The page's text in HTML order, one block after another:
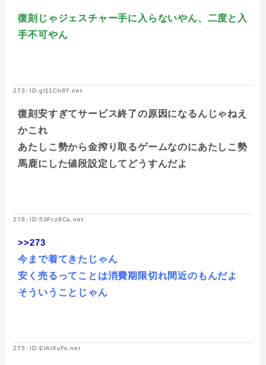
復刻じゃジェスチャー手に入らないやん、二度と入
手不可やん
273: ID:gI11Ch8Y.net
復刻安すぎてサービス終了の原因になるんじゃねえ
かこれ
あたしこ勢から金搾り取るゲームなのにあたしこ勢
馬鹿にした値段設定してどうすんだよ
278: ID:53Fcz8Ca.net
>>273
今まで着てきたじゃん
安く売るってことは消費期限切れ間近のもんだよ
そういうことじゃん
275: ID:EIAlXvFs.net